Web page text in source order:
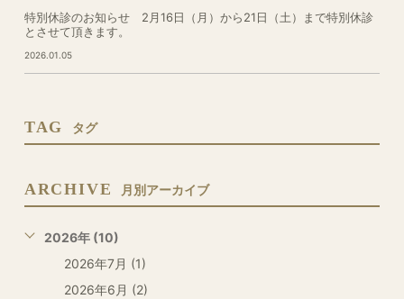
特別休診のお知らせ 2月16日（月）から21日（土）まで特別休診
とさせて頂きます。
2026.01.05
TAG タグ
ARCHIVE 月別アーカイブ
2026年 (10)
2026年7月 (1)
2026年6月 (2)